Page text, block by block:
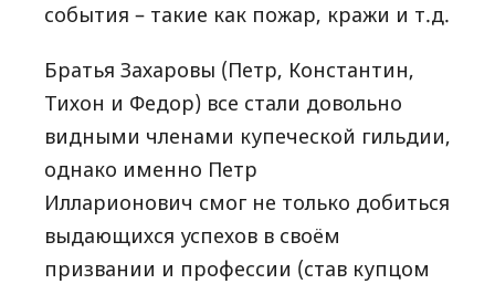
события – такие как пожар, кражи и т.д.
Братья Захаровы (Петр, Константин,
Тихон и Федор) все стали довольно
видными членами купеческой гильдии,
однако именно Петр
Илларионович смог не только добиться
выдающихся успехов в своём
призвании и профессии (став купцом